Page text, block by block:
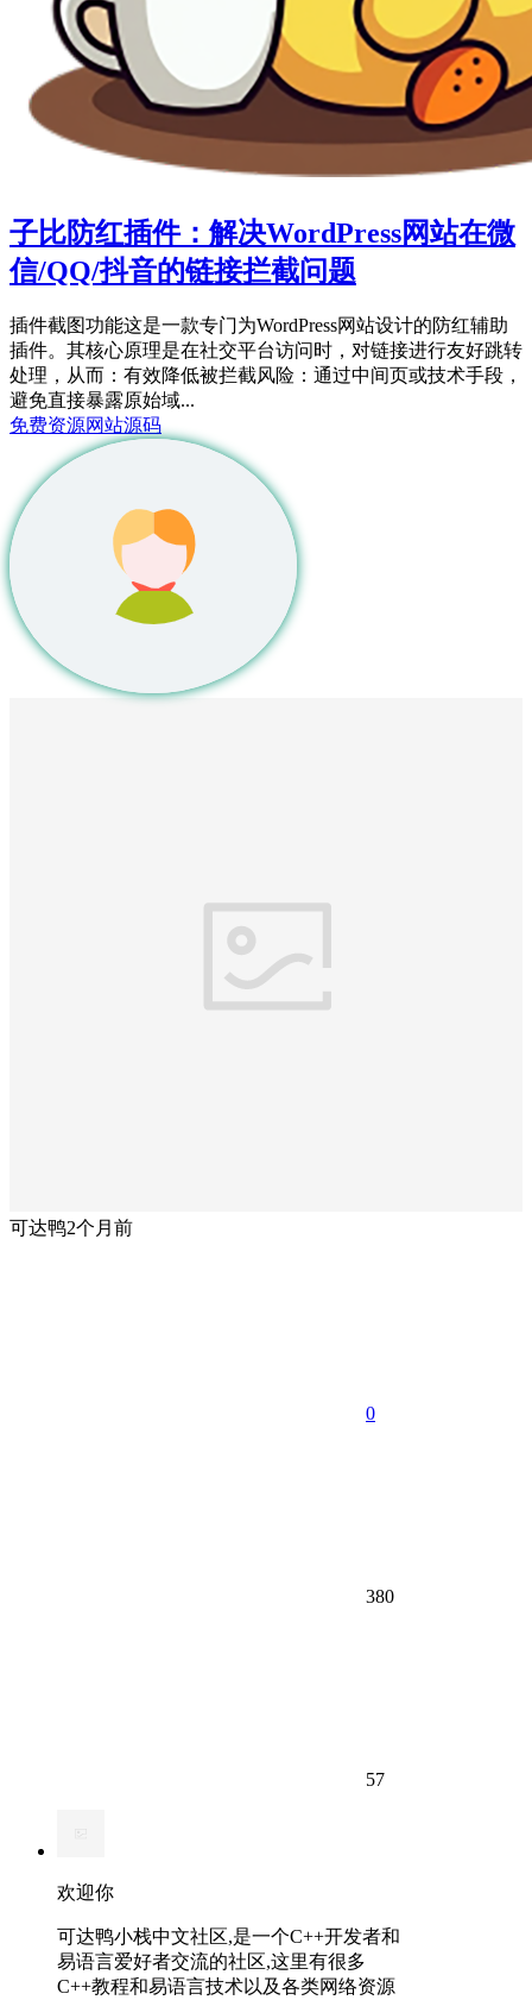
子比防红插件：解决WordPress网站在微
信/QQ/抖音的链接拦截问题
插件截图功能这是一款专门为WordPress网站设计的防红辅助
插件。其核心原理是在社交平台访问时，对链接进行友好跳转
处理，从而：有效降低被拦截风险：通过中间页或技术手段，
避免直接暴露原始域...
免费资源网站源码
可达鸭2个月前
0
380
57
欢迎你
可达鸭小栈中文社区,是一个C++开发者和
易语言爱好者交流的社区,这里有很多
C++教程和易语言技术以及各类网络资源